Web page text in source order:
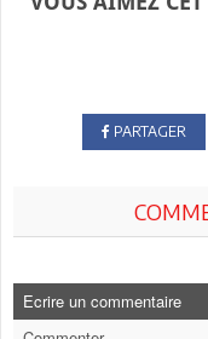
PARTAGER
Ecrire un commentaire